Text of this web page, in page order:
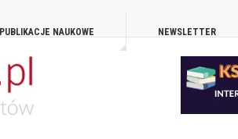
PUBLIKACJE NAUKOWE NEWSLETTER